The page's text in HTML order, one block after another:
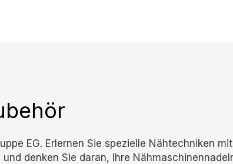
EG. Erlernen Sie spezielle Nähtechniken
denken Sie daran, Ihre